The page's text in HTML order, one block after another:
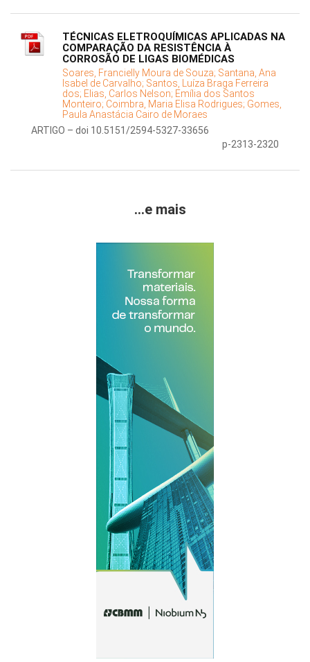
TÉCNICAS ELETROQUÍMICAS APLICADAS NA
COMPARAÇÃO DA RESISTÊNCIA À
CORROSÃO DE LIGAS BIOMÉDICAS
Soares, Francielly Moura de Souza; Santana, Ana
Isabel de Carvalho; Santos, Luíza Braga Ferreira
dos; Elias, Carlos Nelson; Emília dos Santos
Monteiro; Coimbra, Maria Elisa Rodrigues; Gomes,
Paula Anastácia Cairo de Moraes
ARTIGO – doi 10.5151/2594-5327-33656
p-2313-2320
...e mais